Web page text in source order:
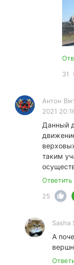
31
Антон
2021
Данный
таким
Ответить
25
Sasha
А